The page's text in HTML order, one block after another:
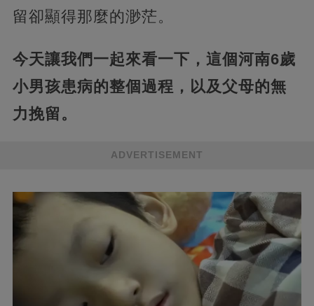
留卻顯得那麼的渺茫。
今天讓我們一起來看一下，這個河南6歲
小男孩患病的整個過程，以及父母的無
力挽留。
ADVERTISEMENT